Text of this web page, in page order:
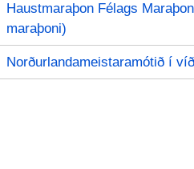
Haustmaraþon Félags
maraþoni)
Norðurlandameistaramótið í